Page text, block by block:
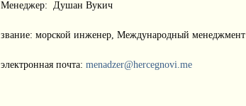
Менеджер: Душан Вукич
звание: морской инженер, Международный менеджмент
электронная почта: menadzer@hercegnovi.me